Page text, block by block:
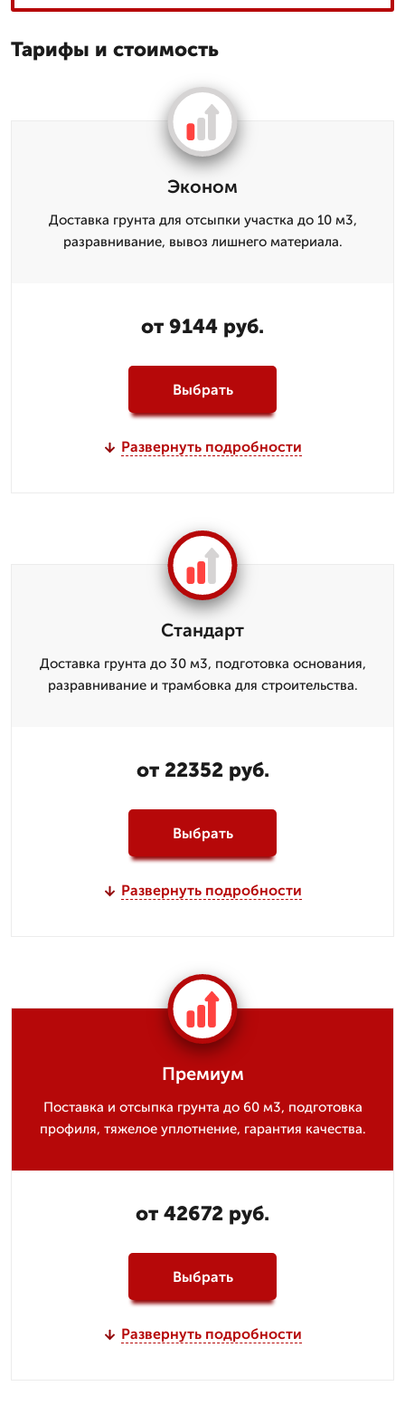
Тарифы и стоимость
Эконом
Доставка грунта для отсыпки участка до 10 м3,
разравнивание, вывоз лишнего материала.
от 9144 руб.
Выбрать
Развернуть подробности
Стандарт
Доставка грунта до 30 м3, подготовка основания,
разравнивание и трамбовка для строительства.
от 22352 руб.
Выбрать
Развернуть подробности
Премиум
Поставка и отсыпка грунта до 60 м3, подготовка
профиля, тяжелое уплотнение, гарантия качества.
от 42672 руб.
Выбрать
Развернуть подробности